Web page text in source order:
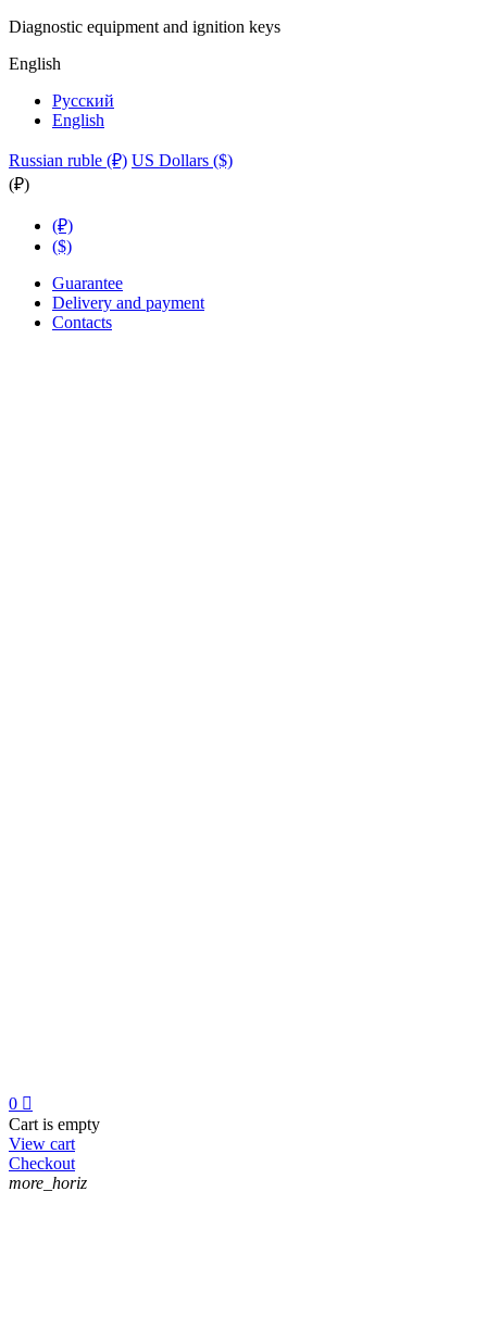
Diagnostic equipment and ignition keys
English
Русский
English
Russian ruble (₽) US Dollars ($)
(₽)
(₽)
($)
Guarantee
Delivery and payment
Contacts
0 
Cart is empty
View cart
Checkout
more_horiz